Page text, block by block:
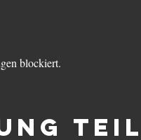
blockiert.